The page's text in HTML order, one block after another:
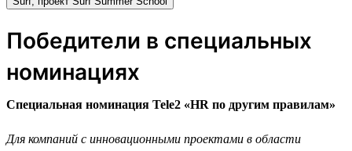
Победители в специальных
номинациях
Специальная номинация Tele2 «HR по другим правилам»
Для компаний с инновационными проектами в области